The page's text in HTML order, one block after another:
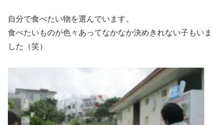
自分で食べたい物を選んでいます。
食べたいものが色々あってなかなか決めきれない子もいま
した（笑）